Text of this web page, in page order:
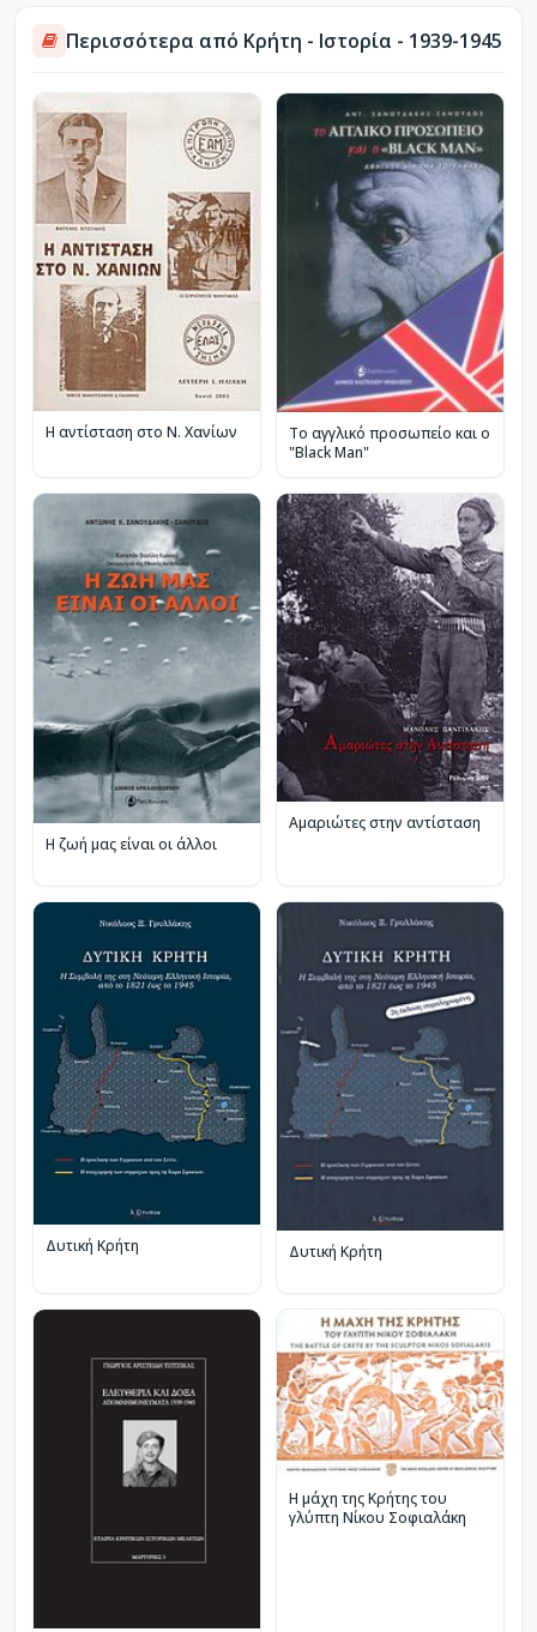
Περισσότερα από Κρήτη - Ιστορία - 1939-1945
Η αντίσταση στο Ν. Χανίων
Το αγγλικό προσωπείο και ο
"Black Man"
Η ζωή μας είναι οι άλλοι
Αμαριώτες στην αντίσταση
Δυτική Κρήτη Δυτική Κρήτη
Η μάχη της Κρήτης του
γλύπτη Νίκου Σοφιαλάκη